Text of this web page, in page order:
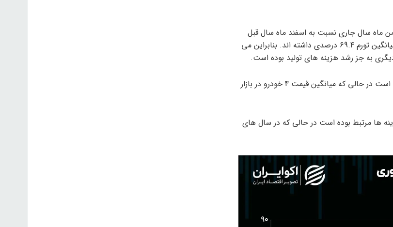
موتوری در 11 ماهه سال 1401 یعنی در بهمن ماه سال جاری نسبت به اسفند ماه سال قبل
معادل 14.6 درصد بوده است. در این مدت چهار خودروی مذکور نیز میانگین تورم 69.4 درصدی داشته اند. بنابراین می
به جز رشد هزینه های تولید بوده است.
در 11 ماهه سال 1400 هزینه های تولید خودرو 42.9 درصد رشد داشته است در حالی که میانگین قیمت 4 خودرو در بازار
بیشتر با رشد هزینه ها مرتبط بوده است در حالی که در سال های